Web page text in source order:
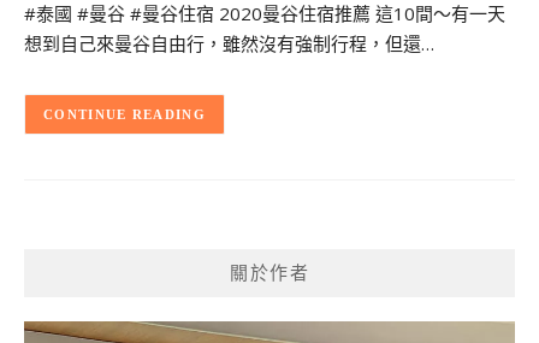
#泰國 #曼谷 #曼谷住宿 2020曼谷住宿推薦 這10間～有一天
想到自己來曼谷自由行，雖然沒有強制行程，但還…
CONTINUE READING
關於作者